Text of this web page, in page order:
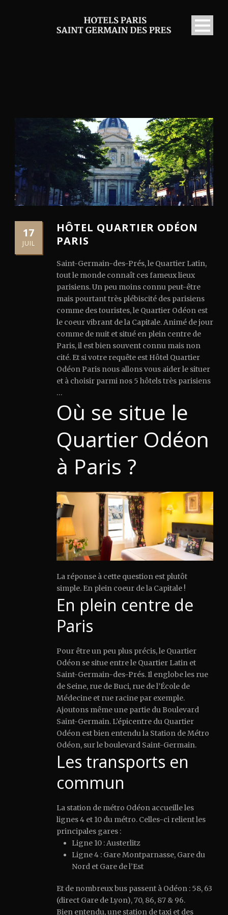
17
JUIL
HÔTEL QUARTIER ODÉON
PARIS
Saint-Germain-des-Prés, le Quartier Latin,
tout le monde connaît ces fameux lieux
parisiens. Un peu moins connu peut-être
mais pourtant très plébiscité des parisiens
comme des touristes, le Quartier Odéon est
le coeur vibrant de la Capitale. Animé de jour
comme de nuit et situé en plein centre de
Paris, il est bien souvent connu mais non
cité. Et si votre requête est Hôtel Quartier
Odéon Paris nous allons vous aider le situer
et à choisir parmi nos 5 hôtels très parisiens
…
Où se situe le
Quartier Odéon
à Paris ?
La réponse à cette question est plutôt
simple. En plein coeur de la Capitale !
En plein centre de
Paris
Pour être un peu plus précis, le Quartier
Odéon se situe entre le Quartier Latin et
Saint-Germain-des-Prés. Il englobe les rue
de Seine, rue de Buci, rue de l’École de
Médecine et rue racine par exemple.
Ajoutons même une partie du Boulevard
Saint-Germain. L’épicentre du Quartier
Odéon est bien entendu la Station de Métro
Odéon, sur le boulevard Saint-Germain.
Les transports en
commun
La station de métro Odéon accueille les
lignes 4 et 10 du métro. Celles-ci relient les
principales gares :
Ligne 10 : Austerlitz
Ligne 4 : Gare Montparnasse, Gare du
Nord et Gare de l’Est
Et de nombreux bus passent à Odéon : 58, 63
(direct Gare de Lyon), 70, 86, 87 & 96.
Bien entendu, une station de taxi et des